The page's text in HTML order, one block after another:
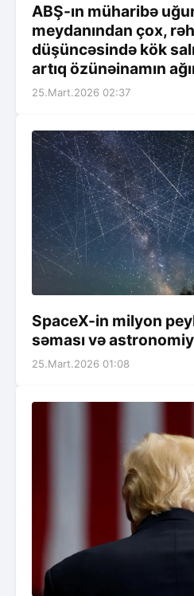
ABŞ-ın müharibə
meydanından çox,
düşüncəsində kök
artıq özünəinamın
25.Mart.2026 02:37
SpaceX-in milyon
səması və
25.Mart.2026 01:08